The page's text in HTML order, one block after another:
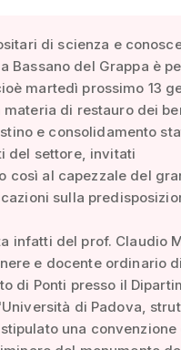
di scienza e
Bassano del Grappa è
martedì prossimo 13
di restauro dei
e consolidamento
del settore, invitati
così al capezzale del
sulla
infatti del prof. Claudio
e docente ordinario di
di Ponti presso il
di Padova,
una convenzione